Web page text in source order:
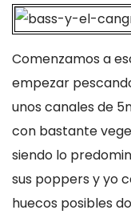
Comenzamos a
empezar
unos canales de
con bastante
siendo lo
sus poppers y yo
huecos posibles